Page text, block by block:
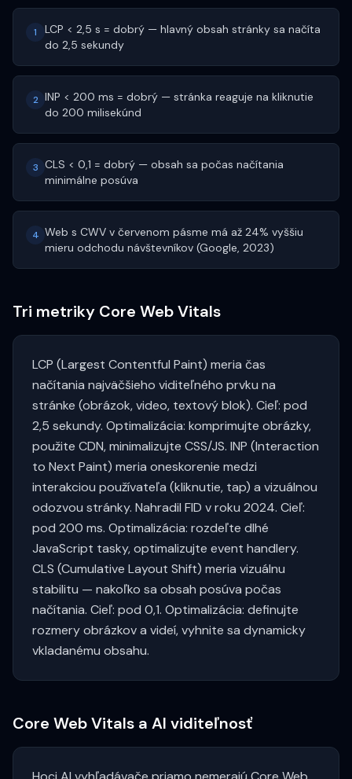
1
LCP < 2,5 s = dobrý — hlavný obsah stránky sa načíta
do 2,5 sekundy
2 INP < 200 ms = dobrý — stránka reaguje na kliknutie
do 200 milisekúnd
3 CLS < 0,1 = dobrý — obsah sa počas načítania
minimálne posúva
4 Web s CWV v červenom pásme má až 24% vyššiu
mieru odchodu návštevníkov (Google, 2023)
Tri metriky Core Web Vitals
LCP (Largest Contentful Paint) meria čas
načítania najväčšieho viditeľného prvku na
stránke (obrázok, video, textový blok). Cieľ: pod
2,5 sekundy. Optimalizácia: komprimujte obrázky,
použite CDN, minimalizujte CSS/JS. INP (Interaction
to Next Paint) meria oneskorenie medzi
interakciou používateľa (kliknutie, tap) a vizuálnou
odozvou stránky. Nahradil FID v roku 2024. Cieľ:
pod 200 ms. Optimalizácia: rozdeľte dlhé
JavaScript tasky, optimalizujte event handlery.
CLS (Cumulative Layout Shift) meria vizuálnu
stabilitu — nakoľko sa obsah posúva počas
načítania. Cieľ: pod 0,1. Optimalizácia: definujte
rozmery obrázkov a videí, vyhnite sa dynamicky
vkladanému obsahu.
Core Web Vitals a AI viditeľnosť